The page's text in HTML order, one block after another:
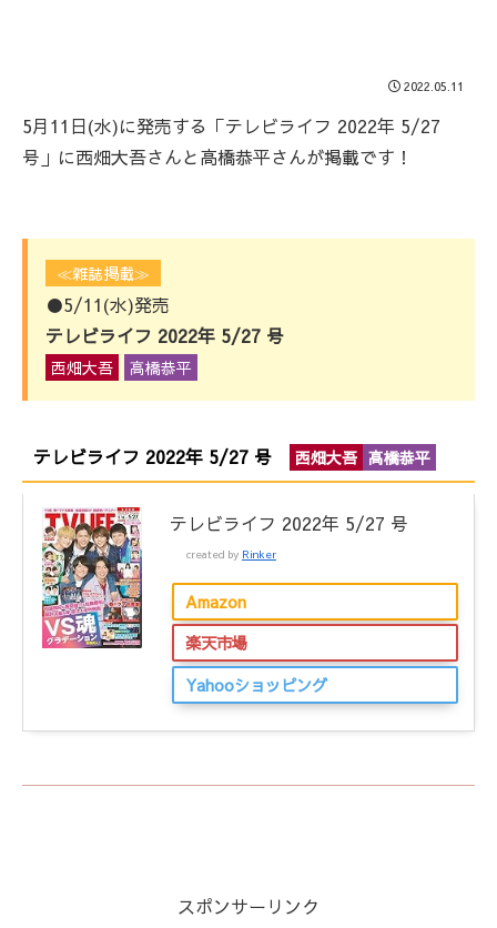
2022.05.11
5月11日(水)に発売する「テレビライフ 2022年 5/27
号」に西畑大吾さんと高橋恭平さんが掲載です！
≪雑誌掲載≫
●5/11(水)発売
テレビライフ 2022年 5/27 号
西畑大吾 高橋恭平
テレビライフ 2022年 5/27 号 西畑大吾 高橋恭平
テレビライフ 2022年 5/27 号
created by Rinker
Amazon
楽天市場
Yahooショッピング
スポンサーリンク